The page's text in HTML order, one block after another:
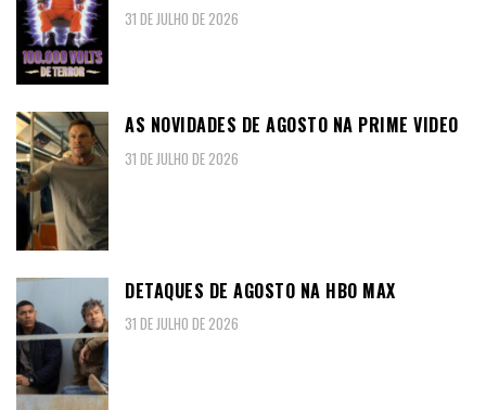
31 DE JULHO DE 2026
AS NOVIDADES DE AGOSTO NA PRIME VIDEO
31 DE JULHO DE 2026
DETAQUES DE AGOSTO NA HBO MAX
31 DE JULHO DE 2026